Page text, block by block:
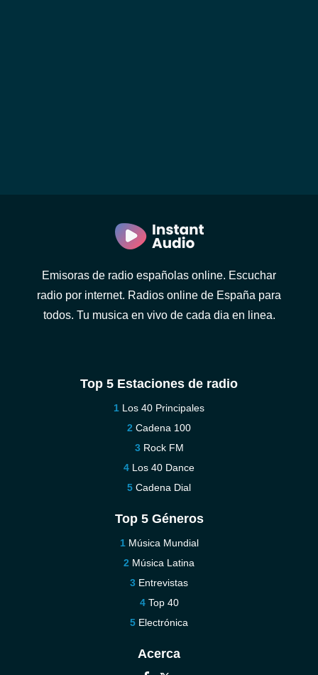
Emisoras de radio españolas online. Escuchar
radio por internet. Radios online de España para
todos. Tu musica en vivo de cada dia en linea.
Top 5 Estaciones de radio
Los 40 Principales
Cadena 100
Rock FM
Los 40 Dance
Cadena Dial
Top 5 Géneros
Música Mundial
Música Latina
Entrevistas
Top 40
Electrónica
Acerca